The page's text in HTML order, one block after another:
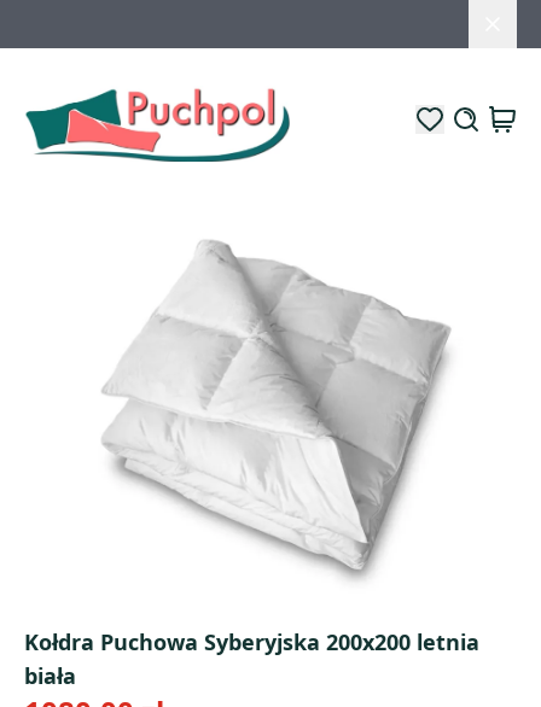
Kołdra Puchowa Syberyjska 200x200 letnia
biała